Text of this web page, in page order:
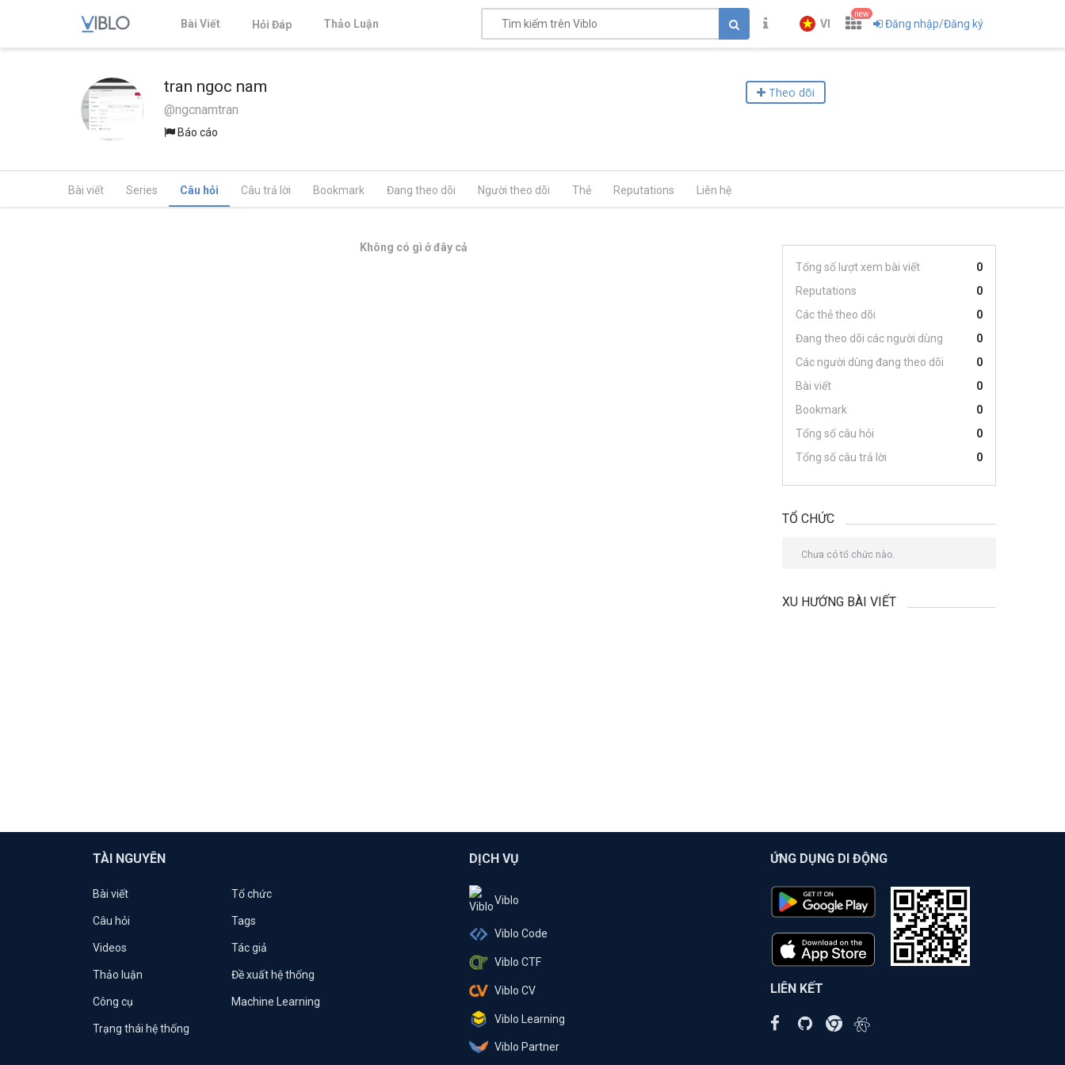
Bài Viết Hỏi Đáp Thảo Luận VI
new
Đăng nhập/Đăng ký
tran ngoc nam
@ngcnamtran
Báo cáo
Theo dõi
Bài viết Series Câu hỏi Câu trả lời Bookmark Đang theo dõi Người theo dõi Thẻ Reputations Liên hệ
Không có gì ở đây cả
Tổng số lượt xem bài viết
0
Reputations
0
Các thẻ theo dõi
0
Đang theo dõi các người dùng
0
Các người dùng đang theo dõi
0
Bài viết
0
Bookmark
0
Tổng số câu hỏi
0
Tổng số câu trả lời
0
TỔ CHỨC
Chưa có tổ chức nào.
XU HƯỚNG BÀI VIẾT
TÀI NGUYÊN
Bài viết Tổ chức
Câu hỏi Tags
Videos Tác giả
Thảo luận Đề xuất hệ thống
Công cụ Machine Learning
Trạng thái hệ thống
DỊCH VỤ
Viblo
Viblo Code
Viblo CTF
Viblo CV
Viblo Learning
Viblo Partner
ỨNG DỤNG DI ĐỘNG
LIÊN KẾT